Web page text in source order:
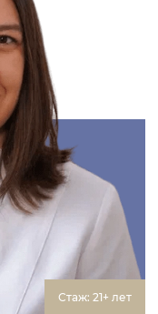
Стаж: 21+ лет